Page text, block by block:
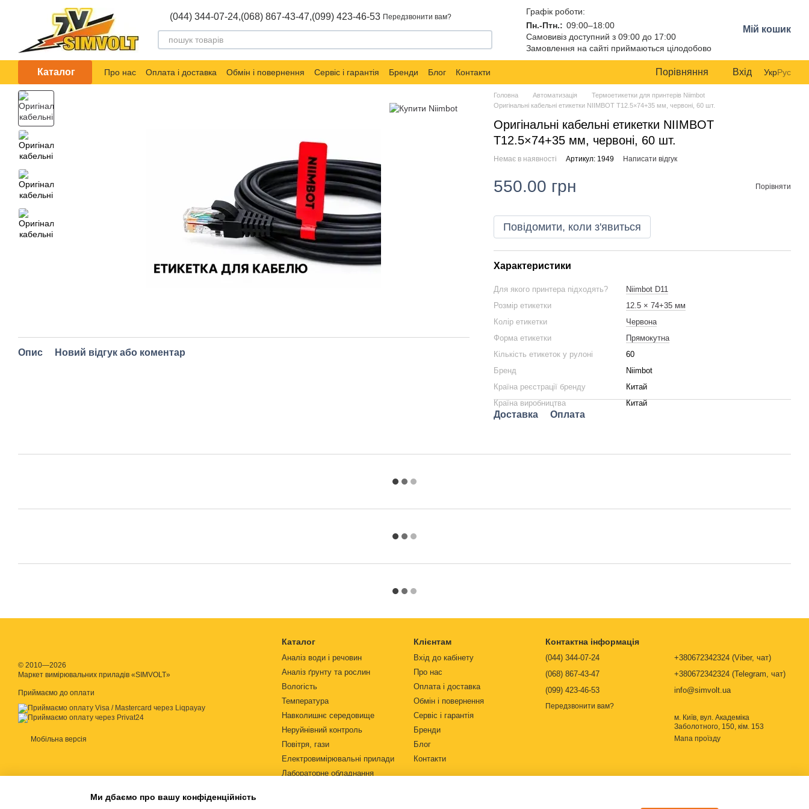
Перейти до основного контенту
(044) 344-07-24,(068) 867-43-47,(099) 423-46-53 Передзвонити вам?
Графік роботи:
Пн.-Птн.: 09:00–18:00
Самовивіз доступний з 09:00 до 17:00
Замовлення на сайті приймаються цілодобово
Мій кошик
Каталог Про нас Оплата і доставка Обмін і повернення Сервіс і гарантія Бренди Блог Контакти Порівняння Вхід УкрРус
Опис Новий відгук або коментар
Головна Автоматизація
Термоетикетки для принтерів Niimbot
Оригінальні кабельні етикетки NIIMBOT T12.5×74+35 мм, червоні, 60 шт.
Оригінальні кабельні етикетки NIIMBOT
T12.5×74+35 мм, червоні, 60 шт.
Немає в наявності Артикул: 1949 Написати відгук
550.00 грн Порівняти
Повідомити, коли з'явиться
Характеристики
Для якого принтера підходять?
Niimbot D11
Розмір етикетки
12.5 × 74+35 мм
Колір етикетки
Червона
Форма етикетки
Прямокутна
Кількість етикеток у рулоні
60
Бренд
Niimbot
Країна реєстрації бренду
Китай
Країна виробництва
Китай
Доставка Оплата
© 2010—2026
Маркет вимірювальних приладів «SIMVOLT»
Приймаємо до оплати
Мобільна версія
Каталог
Аналіз води і речовин
Аналіз ґрунту та рослин
Вологість
Температура
Навколишнє середовище
Неруйнівний контроль
Повітря, гази
Електровимірювальні прилади
Лабораторне обладнання
Клієнтам
Вхід до кабінету
Про нас
Оплата і доставка
Обмін і повернення
Сервіс і гарантія
Бренди
Блог
Контакти
Контактна інформація
(044) 344-07-24
(068) 867-43-47
(099) 423-46-53
Передзвонити вам?
+380672342324 (Viber, чат)
+380672342324 (Telegram, чат)
info@simvolt.ua
м. Київ, вул. Академіка
Заболотного, 150, кім. 153
Мапа проїзду
Ми дбаємо про вашу конфіденційність